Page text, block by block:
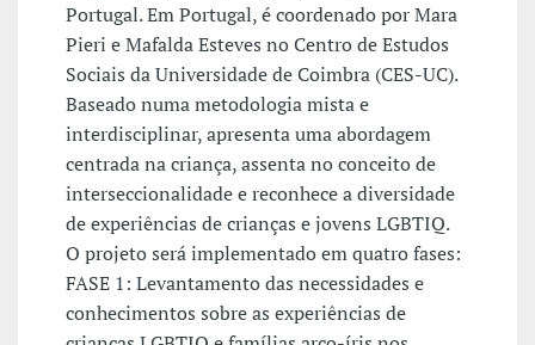
Portugal. Em Portugal, é coordenado por Mara
Pieri e Mafalda Esteves no Centro de Estudos
Sociais da Universidade de Coimbra (CES-UC).
Baseado numa metodologia mista e
interdisciplinar, apresenta uma abordagem
centrada na criança, assenta no conceito de
interseccionalidade e reconhece a diversidade
de experiências de crianças e jovens LGBTIQ.
O projeto será implementado em quatro fases:
FASE 1: Levantamento das necessidades e
conhecimentos sobre as experiências de